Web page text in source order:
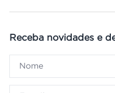
Receba novidades e